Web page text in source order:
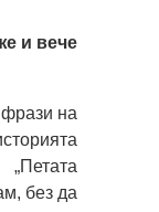
и вече
на
без да